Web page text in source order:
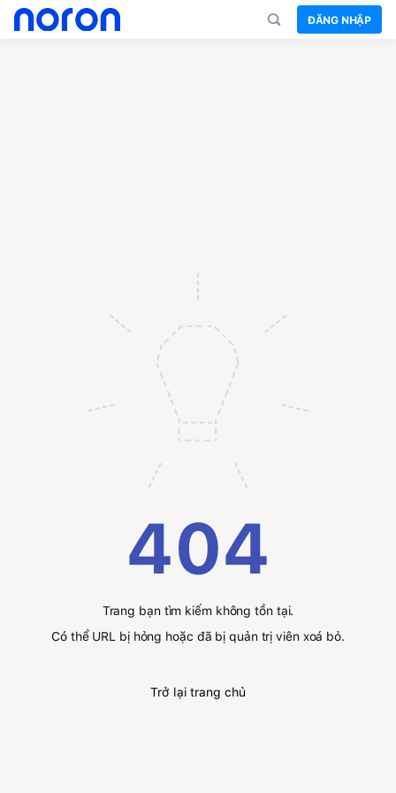
ĐĂNG NHẬP
404
Trang bạn tìm kiếm không tồn tại.
Có thể URL bị hỏng hoặc đã bị quản trị viên xoá bỏ.
Trở lại trang chủ